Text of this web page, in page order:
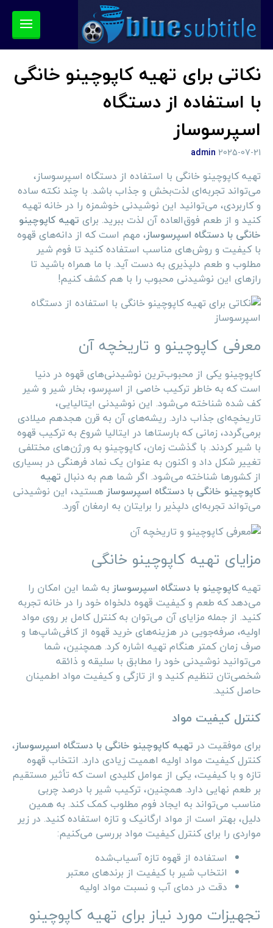
نکاتی برای تهیه کاپوچینو خانگی
با استفاده از دستگاه
اسپرسوساز
admin 2025-07-21
تهیه کاپوچینو خانگی با استفاده از دستگاه اسپرسوساز،
می‌تواند تجربه‌ای لذت‌بخش و جذاب باشد. با چند نکته ساده
و کاربردی، می‌توانید این نوشیدنی خوشمزه را در خانه تهیه
کنید و از طعم فوق‌العاده آن لذت ببرید. برای تهیه کاپوچینو
خانگی با دستگاه اسپرسوساز، مهم است که از دانه‌های قهوه
با کیفیت و روش‌های مناسب استفاده کنید تا فوم شیر
مطلوب و طعم دلپذیری به دست آید. با ما همراه باشید تا
رازهای این نوشیدنی محبوب را با هم کشف کنیم!
معرفی کاپوچینو و تاریخچه آن
کاپوچینو یکی از محبوب‌ترین نوشیدنی‌های قهوه در دنیا
است که به خاطر ترکیب خاصی از اسپرسو، بخار شیر و شیر
کف شده شناخته می‌شود. این نوشیدنی ایتالیایی،
تاریخچه‌ای جذاب دارد. ریشه‌های آن به قرن هجدهم میلادی
برمی‌گردد، زمانی که بارستاها در ایتالیا شروع به ترکیب قهوه
با شیر کردند. با گذشت زمان، کاپوچینو به ورژن‌های مختلفی
تغییر شکل داد و اکنون به عنوان یک نماد فرهنگی در بسیاری
از کشورها شناخته می‌شود. اگر شما هم به دنبال تهیه
کاپوچینو خانگی با دستگاه اسپرسوسازهستید، این نوشیدنی
می‌تواند تجربه‌ای دلپذیر را برایتان به ارمغان آورد.
مزایای تهیه کاپوچینو خانگی
تهیهکاپوچینو با دستگاه اسپرسوسازبه شما این امکان را
می‌دهد که طعم و کیفیت قهوه دلخواه خود را در خانه تجربه
کنید. از جمله مزایای آن می‌توان به کنترل کامل بر روی مواد
اولیه، صرفه‌جویی در هزینه‌های خرید قهوه از کافی‌شاپ‌ها و
صرف زمان کمتر هنگام تهیه اشاره کرد. همچنین، شما
می‌توانید نوشیدنی خود را مطابق با سلیقه و ذائقه
شخصی‌تان تنظیم کنید و از تازگی و کیفیت مواد اطمینان
حاصل کنید.
کنترل کیفیت مواد
برای موفقیت در تهیه کاپوچینو خانگی با دستگاه اسپرسوساز،
کنترل کیفیت مواد اولیه اهمیت زیادی دارد. انتخاب قهوه
تازه و با کیفیت، یکی از عوامل کلیدی است که تأثیر مستقیم
بر طعم نهایی دارد. همچنین، ترکیب شیر با درصد چربی
مناسب می‌تواند به ایجاد فوم مطلوب کمک کند. به همین
دلیل، بهتر است از مواد ارگانیک و تازه استفاده کنید. در زیر
مواردی را برای کنترل کیفیت مواد بررسی می‌کنیم:
استفاده از قهوه تازه آسیاب‌شده
انتخاب شیر با کیفیت از برندهای معتبر
دقت در دمای آب و نسبت مواد اولیه
تجهیزات مورد نیاز برای تهیه کاپوچینو